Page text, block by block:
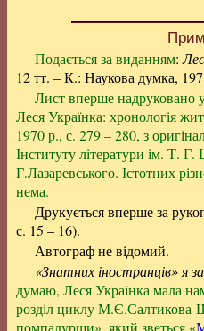
Подається за виданням:
12 тт. – К.: Наукова думка,
Лист вперше надруковано
Леся Українка: хронологія
1970 р., с. 279 – 280, з
Інституту літератури ім. Т.
Г.Лазаревського. Істотних
нема.
Друкується вперше за
с. 15 – 16).
Автограф не відомий.
«Знатних іностранців» я
думаю, Леся Українка мала
розділ циклу
помпадурши», який зветься «